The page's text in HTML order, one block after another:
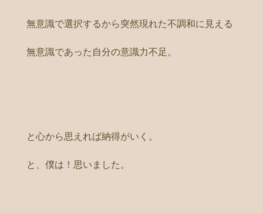
無意識で選択するから突然現れた不調和に見える
無意識であった自分の意識力不足。
と心から思えれば納得がいく。
と、僕は！思いました。